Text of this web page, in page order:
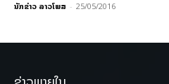
ນັກຂ່າວ ລາວໂພສ - 25/05/2016